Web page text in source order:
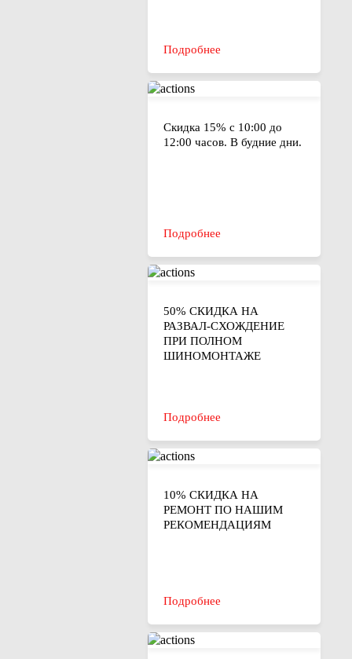
Подробнее
Скидка 15% с 10:00 до
12:00 часов. В будние дни.
Подробнее
50% СКИДКА НА
РАЗВАЛ-СХОЖДЕНИЕ
ПРИ ПОЛНОМ
ШИНОМОНТАЖЕ
Подробнее
10% СКИДКА НА
РЕМОНТ ПО НАШИМ
РЕКОМЕНДАЦИЯМ
Подробнее